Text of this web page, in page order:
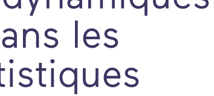
les